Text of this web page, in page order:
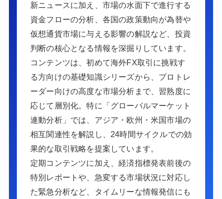
新ニュースに加え、市場の水面下で進行する
資金フローの分析、各国の政策動向が為替や
仮想通貨市場に与える影響の解説など、投資
判断の核心となる情報を深掘りしています。
コンテンツは、初めて海外FX取引に挑戦す
る方向けの基礎知識シリーズから、プロトレ
ーダー向けの高度な市場分析まで、習熟度に
応じて層別化。特に「グローバルマーケット
連動分析」では、アジア・欧州・米国市場の
相互関連性を解説し、24時間サイクルでの効
果的な取引戦略を提案しています。
定期コンテンツに加え、経済指標発表前後の
特別レポートや、急変する市場状況に対応し
た緊急分析など、タイムリーな情報発信にも